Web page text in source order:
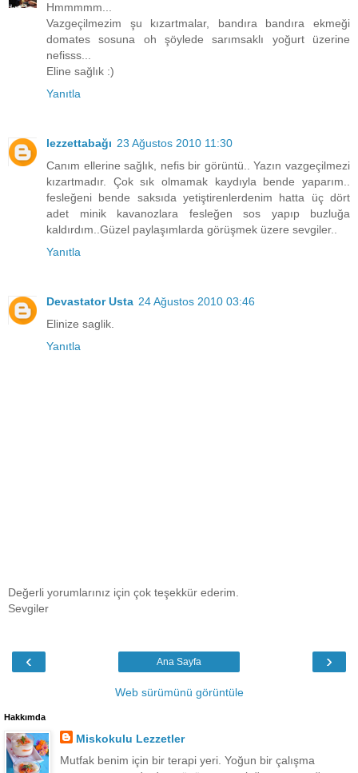
Hmmmmm...
Vazgeçilmezim şu kızartmalar, bandıra bandıra ekmeği
domates sosuna oh şöylede sarımsaklı yoğurt üzerine
nefisss...
Eline sağlık :)
Yanıtla
lezzettabağı 23 Ağustos 2010 11:30
Canım ellerine sağlık, nefis bir görüntü.. Yazın vazgeçilmezi
kızartmadır. Çok sık olmamak kaydıyla bende yaparım..
fesleğeni bende saksıda yetiştirenlerdenim hatta üç dört
adet minik kavanozlara fesleğen sos yapıp buzluğa
kaldırdım..Güzel paylaşımlarda görüşmek üzere sevgiler..
Yanıtla
Devastator Usta 24 Ağustos 2010 03:46
Elinize saglik.
Yanıtla
Değerli yorumlarınız için çok teşekkür ederim.
Sevgiler
‹ ›
Ana Sayfa
Web sürümünü görüntüle
Hakkımda
Miskokulu Lezzetler
Mutfak benim için bir terapi yeri. Yoğun bir çalışma